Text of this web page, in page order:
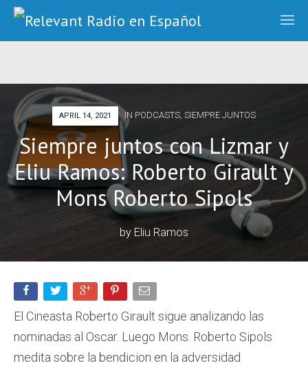
APRIL 14, 2021 IN PODCASTS, SIEMPRE JUNTOS
Siempre juntos con Lizmar y
Eliu Ramos: Roberto Girault y
Mons Roberto Sipols
by Eliu Ramos
El Cineasta Roberto Girault sigue analizando las
nominadas al Oscar. Luego Mons. Roberto Sipols
medita sobre la bendicion en la adversidad